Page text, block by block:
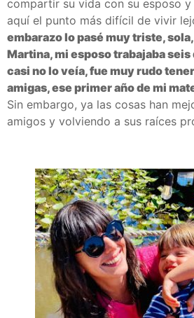
compartir su vida con su esposo y
aquí el punto más difícil de vivir
embarazo lo pasé muy triste,
Martina, mi esposo trabajaba seis
casi no lo veía, fue muy rudo
amigas, ese primer año de mi
Sin embargo, ya las cosas han
amigos y volviendo a sus raíces